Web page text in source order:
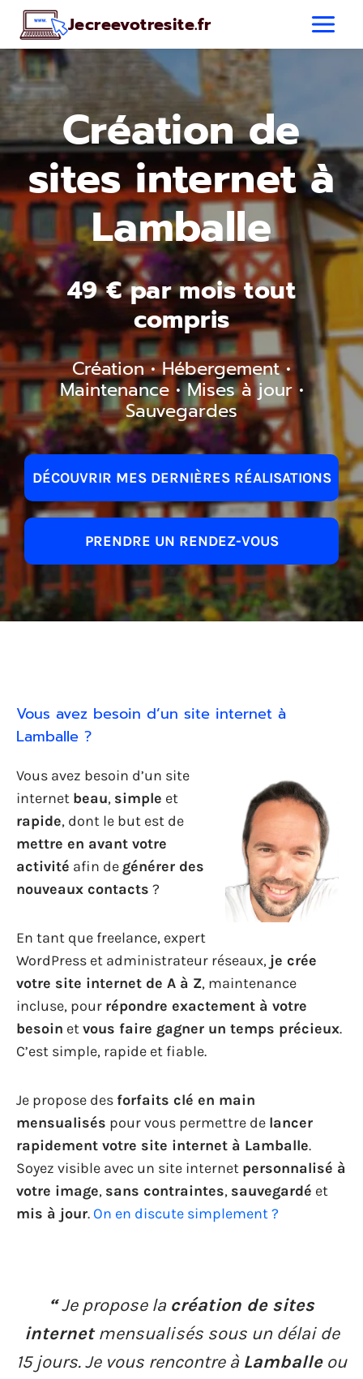
Aller
contenu
Jecreevotresite.fr
Création de
sites internet à
Lamballe
49 € par mois tout
compris
Création • Hébergement •
Maintenance • Mises à jour •
Sauvegardes
DÉCOUVRIR MES DERNIÈRES RÉALISATIONS
PRENDRE UN RENDEZ-VOUS
Vous avez besoin d’un site internet à
Lamballe ?
Vous avez besoin d’un site
internet beau, simple et
rapide, dont le but est de
mettre en avant votre
activité afin de générer des
nouveaux contacts ?
En tant que freelance, expert
WordPress et administrateur réseaux, je crée
votre site internet de A à Z, maintenance
incluse, pour répondre exactement à votre
besoin etvous faire gagner un temps précieux.
C’est simple, rapide et fiable.
Je propose des forfaits clé en main
mensualisés pour vous permettre de lancer
rapidement votre site internet à Lamballe.
Soyez visible avec un site internet personnalisé à
votre image, sans contraintes, sauvegardé et
mis à jour. On en discute simplement ?
“Je propose la création de sites
internetmensualisés sous un délai de
15 jours. Je vous rencontre à Lamballeou